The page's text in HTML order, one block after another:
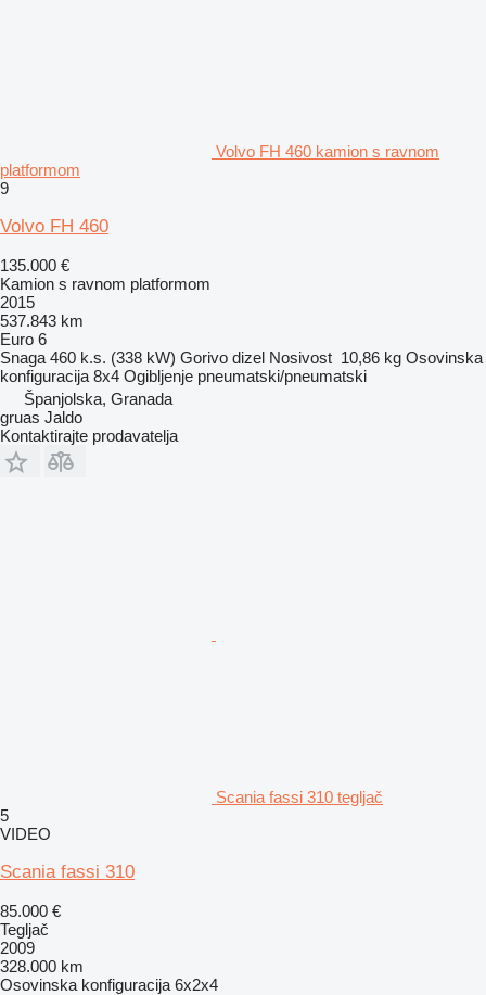
Volvo FH 460 kamion s ravnom
platformom
9
Volvo FH 460
135.000 €
Kamion s ravnom platformom
2015
537.843 km
Euro 6
Snaga 460 k.s. (338 kW) Gorivo dizel Nosivost 10,86 kg Osovinska
konfiguracija 8x4 Ogibljenje pneumatski/pneumatski
Španjolska, Granada
gruas Jaldo
Kontaktirajte prodavatelja
Scania fassi 310 tegljač
5
VIDEO
Scania fassi 310
85.000 €
Tegljač
2009
328.000 km
Osovinska konfiguracija 6x2x4